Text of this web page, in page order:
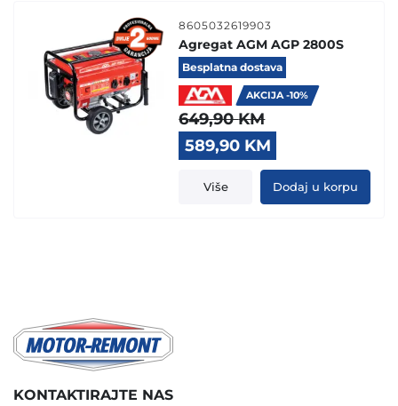
8605032619903
Agregat AGM AGP 2800S
Besplatna dostava
AKCIJA -10%
649,90KM
Original
price
was:
649,90 KM.
589,90 KM
price
is:
589,90 KM.
Više Dodaj u korpu
KONTAKTIRAJTE NAS